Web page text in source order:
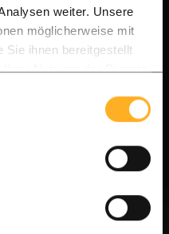
weiter. Unsere
möglicherweise mit
Sie ihnen bereitgestellt
Nutzung der Dienste